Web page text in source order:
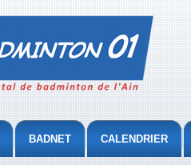
BADNET CALENDRIER